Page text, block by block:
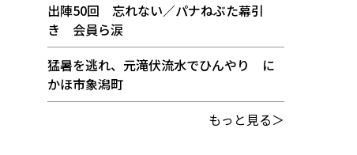
出陣50回 忘れない／パナねぶた幕引
き 会員ら涙
猛暑を逃れ、元滝伏流水でひんやり に
かほ市象潟町
もっと見る＞